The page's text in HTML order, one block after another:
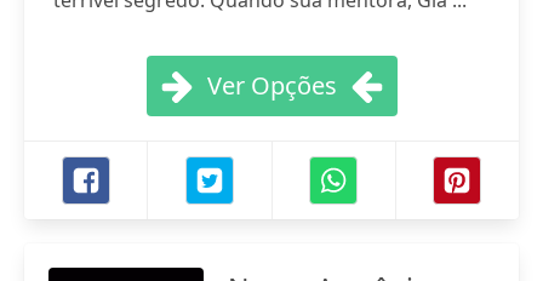
Ver Opções